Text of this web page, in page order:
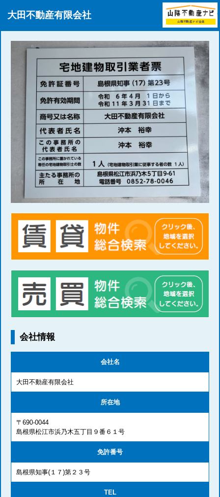
大田不動産有限会社
会社情報
会社名
大田不動産有限会社
所在地
〒690-0044
島根県松江市浜乃木五丁目９番６１号
免許番号
島根県知事(１７)第２３号
TEL